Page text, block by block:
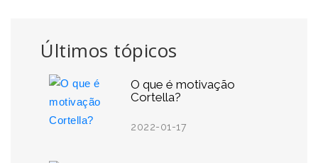
Últimos tópicos
O que é motivação
Cortella?
2022-01-17